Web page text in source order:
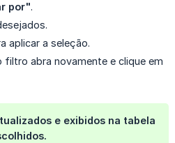
por".
aplicar a seleção.
filtro abra novamente e clique em
e exibidos na tabela